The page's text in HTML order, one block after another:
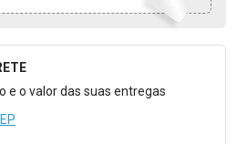
o Frete
e o valor das suas entregas